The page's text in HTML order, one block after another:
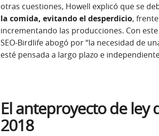
otras cuestiones, Howell explicó que se
la comida, evitando el desperdicio,
incrementando las producciones. Con
SEO-Birdlife abogó por “la necesidad de
esté pensada a largo plazo e
El anteproyecto de ley
2018